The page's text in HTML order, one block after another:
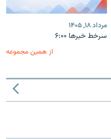
مرداد ۱۸, ۱۴۰۵
سرخط خبرها ۶:۰۰
از همین مجموعه